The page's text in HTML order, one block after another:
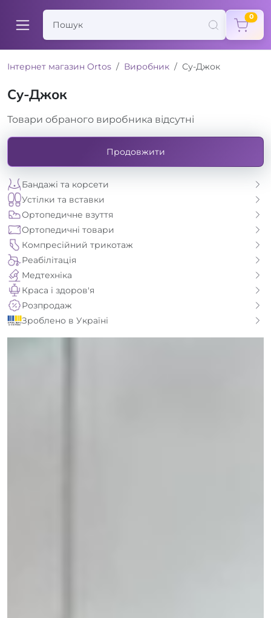
0
Інтернет магазин Ortos Виробник Су-Джок
Су-Джок
Товари обраного виробника відсутні
Продовжити
Бандажі та корсети
Устілки та вставки
Ортопедичне взуття
Ортопедичні товари
Компресійний трикотаж
Реабілітація
Медтехніка
Краса і здоров'я
Розпродаж
Зроблено в Україні